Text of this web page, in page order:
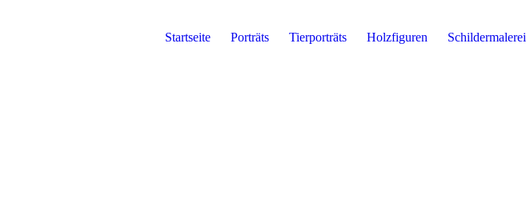
Startseite Porträts Tierporträts Holzfiguren Schildermalerei